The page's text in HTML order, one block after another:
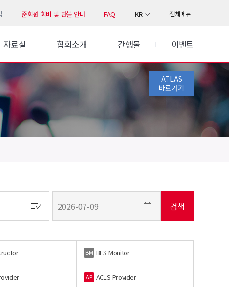
준회원 회비 및 환불 안내 FAQ KR 전체메뉴
자료실 협회소개 간행물 이벤트
ATLAS
바로가기
BM BLS Monitor
AP ACLS Provider